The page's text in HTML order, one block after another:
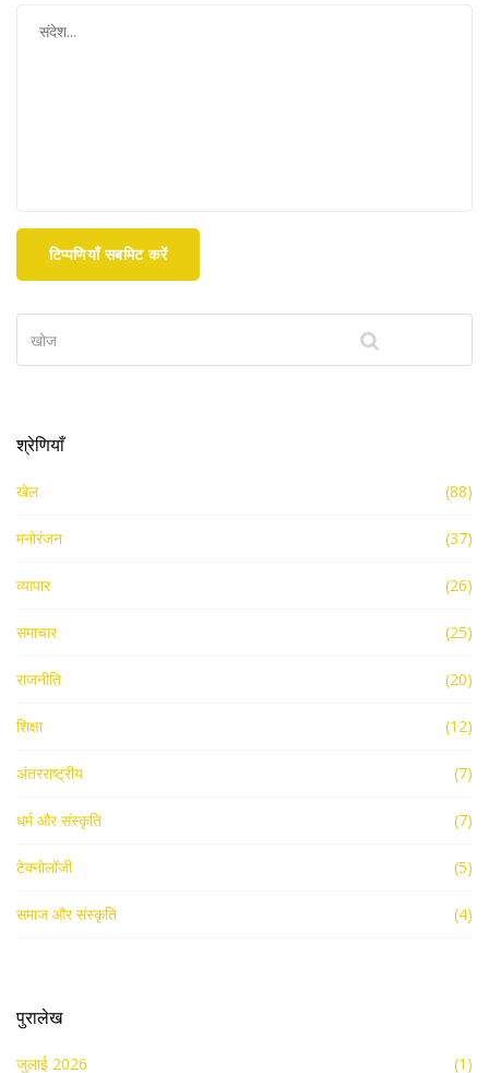
टिप्पणियाँ सबमिट करें
श्रेणियाँ
खेल (88)
मनोरंजन (37)
व्यापार (26)
समाचार (25)
राजनीति (20)
शिक्षा (12)
अंतरराष्ट्रीय (7)
धर्म और संस्कृति (7)
टेक्नोलॉजी (5)
समाज और संस्कृति (4)
पुरालेख
जुलाई 2026 (1)